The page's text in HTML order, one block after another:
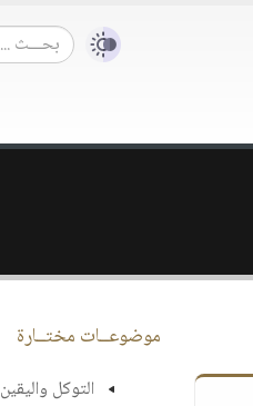
موضوعــات مختــارة
التوكل واليقين